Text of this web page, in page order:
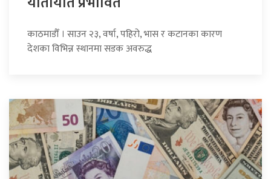
काठमाडौँ । साउन २३, वर्षा, पहिरो, भास र कटानका कारण
देशका विभिन्न स्थानमा सडक अवरुद्ध